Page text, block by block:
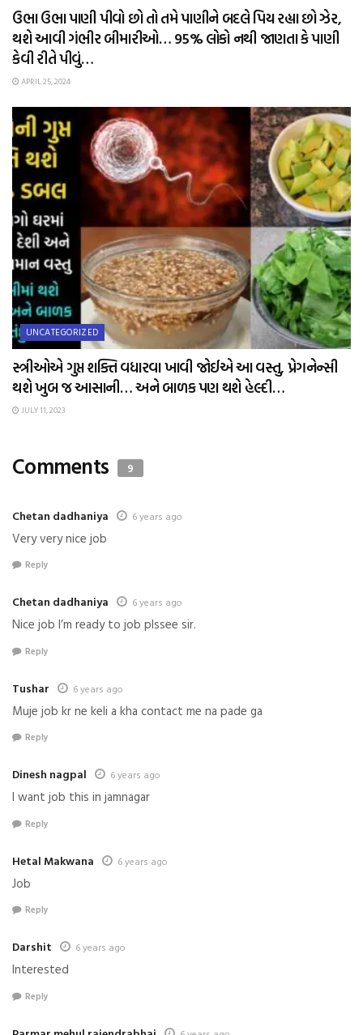
ઉભા ઉભા પાણી પીવો છો તો તમે પાણીને બદલે પિય રહ્યા છો ઝેર,
થશે આવી ગંભીર બીમારીઓ… 95% લોકો નથી જાણતા કે પાણી
કેવી રીતે પીવું…
APRIL 25, 2024
UNCATEGORIZED
સ્ત્રીઓએ ગુપ્ત શક્તિ વધારવા ખાવી જોઈએ આ વસ્તુ, પ્રેગનેન્સી
થશે ખુબ જ આસાની… અને બાળક પણ થશે હેલ્દી…
JULY 11, 2023
Comments 9
Chetan dadhaniya 6 years ago
Very very nice job
Reply
Chetan dadhaniya 6 years ago
Nice job I’m ready to job plssee sir.
Reply
Tushar 6 years ago
Muje job kr ne keli a kha contact me na pade ga
Reply
Dinesh nagpal 6 years ago
I want job this in jamnagar
Reply
Hetal Makwana 6 years ago
Job
Reply
Darshit 6 years ago
Interested
Reply